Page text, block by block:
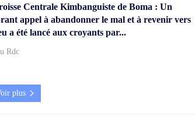
Centrale Kimbanguiste de Boma : Un
appel à abandonner le mal et à revenir vers
a été lancé aux croyants par...
Rdc
plus